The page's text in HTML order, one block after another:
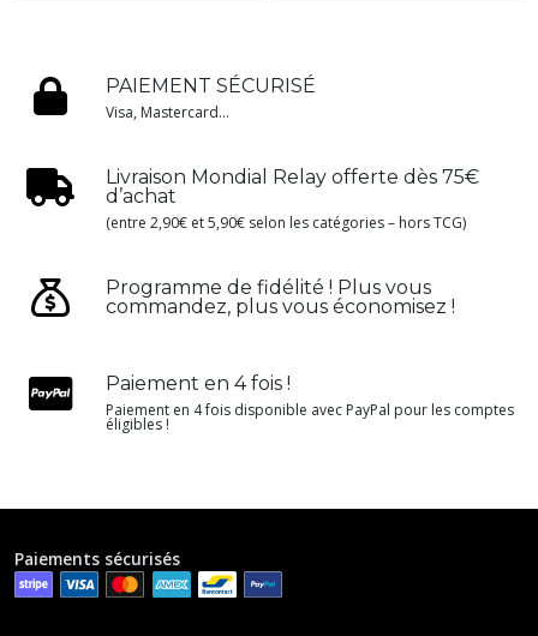
PAIEMENT SÉCURISÉ
Visa, Mastercard...
Livraison Mondial Relay offerte dès 75€
d’achat
(entre 2,90€ et 5,90€ selon les catégories – hors TCG)
Programme de fidélité ! Plus vous
commandez, plus vous économisez !
Paiement en 4 fois !
Paiement en 4 fois disponible avec PayPal pour les comptes
éligibles !
Paiements sécurisés